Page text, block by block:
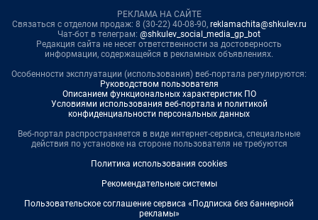
РЕКЛАМА НА САЙТЕ
Связаться с отделом продаж: 8 (30-22) 40-08-90, reklamachita@shkulev.ru
Чат-бот в телеграм: @shkulev_social_media_gp_bot
Редакция сайта не несет ответственности за достоверность
информации, содержащейся в рекламных объявлениях.
Особенности эксплуатации (использования) веб-портала регулируются:
Руководством пользователя
Описанием функциональных характеристик ПО
Условиями использования веб-портала и политикой
конфиденциальности персональных данных
Веб-портал распространяется в виде интернет-сервиса, специальные
действия по установке на стороне пользователя не требуются
Политика использования cookies
Рекомендательные системы
Пользовательское соглашение сервиса «Подписка без баннерной
рекламы»